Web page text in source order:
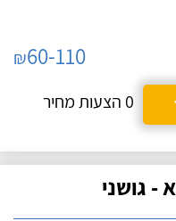
₪60-110
0 הצעות מחיר
גושני